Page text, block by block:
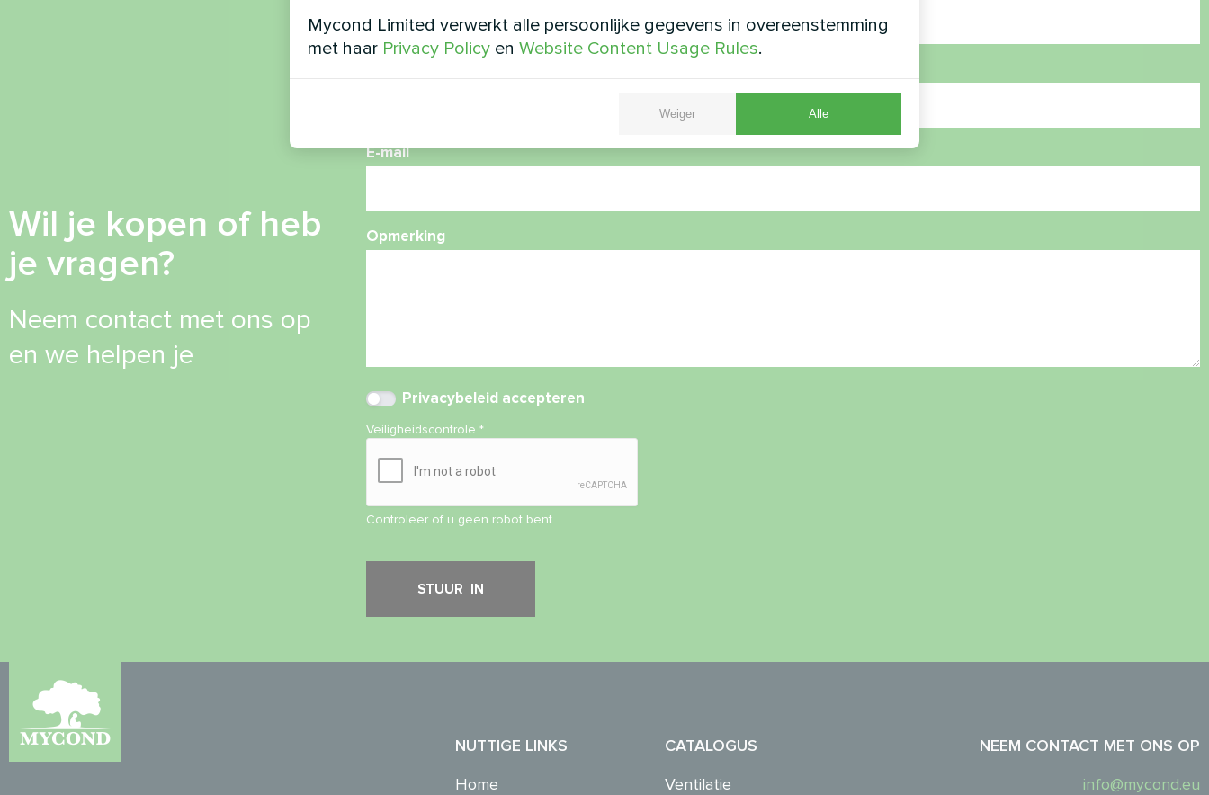
Wil je kopen of heb
je vragen?
Neem contact met ons op
en we helpen je
E-mail
Opmerking
Privacybeleid accepteren
Veiligheidscontrole*
Controleer of u geen robot bent.
NUTTIGE LINKS
Home
CATALOGUS
Ventilatie
NEEM CONTACT MET ONS OP
info@mycond.eu
Mycond Limited verwerkt alle persoonlijke gegevens in overeenstemming
met haar Privacy Policy en Website Content Usage Rules.
Weiger Alle